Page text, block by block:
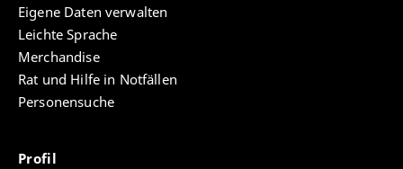
Eigene Daten verwalten
Leichte Sprache
Merchandise
Rat und Hilfe in Notfällen
Personensuche
Profil